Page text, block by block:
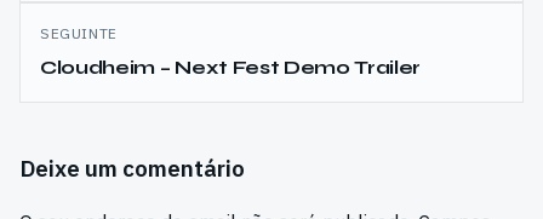
SEGUINTE
Cloudheim – Next Fest Demo Trailer
Deixe um comentário